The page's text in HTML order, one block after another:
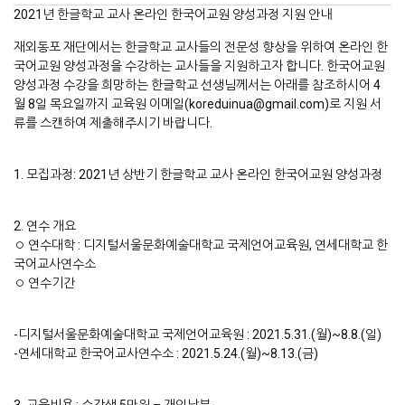
2021년 한글학교 교사 온라인 한국어교원 양성과정 지원 안내
재외동포 재단에서는 한글학교 교사들의 전문성 향상을 위하여 온라인 한
국어교원 양성과정을 수강하는 교사들을 지원하고자 합니다. 한국어교원
양성과정 수강을 희망하는 한글학교 선생님께서는 아래를 참조하시어 4
월 8일 목요일까지 교육원 이메일(koreduinua@gmail.com)로 지원 서
류를 스캔하여 제출해주시기 바랍니다.
1. 모집과정: 2021년 상반기 한글학교 교사 온라인 한국어교원 양성과정
2. 연수 개요
◦ 연수대학 : 디지털서울문화예술대학교 국제언어교육원, 연세대학교 한
국어교사연수소
◦ 연수기간
-디지털서울문화예술대학교 국제언어교육원 : 2021.5.31.(월)~8.8.(일)
-연세대학교 한국어교사연수소 : 2021.5.24.(월)~8.13.(금)